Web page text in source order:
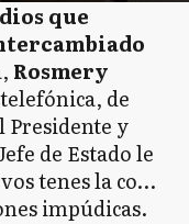
que
Rosmery
de
Presidente y
de Estado le
tenes la co…
impúdicas.